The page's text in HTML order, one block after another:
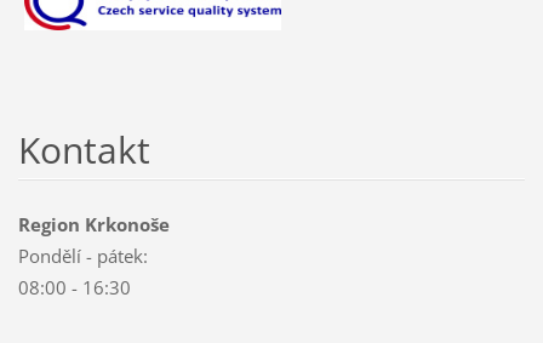
Kontakt
Region Krkonoše
Pondělí - pátek:
08:00 - 16:30